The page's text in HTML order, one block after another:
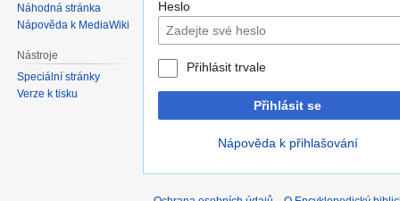
Heslo
Přihlásit trvale
Přihlásit se
Nápověda k přihlašování
Náhodná stránka
Nápověda k MediaWiki
Nástroje
Speciální stránky
Verze k tisku